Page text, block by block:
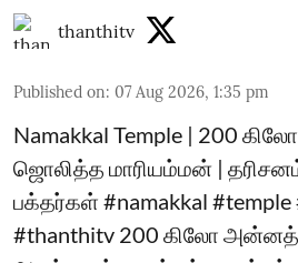
thanthitv
Published on: 07 Aug 2026, 1:35 pm
Namakkal Temple | 200
ஜொலித்த மாரியம்மன் |
பக்தர்கள் #namakkal #temple
#thanthitv 200 கிலோ